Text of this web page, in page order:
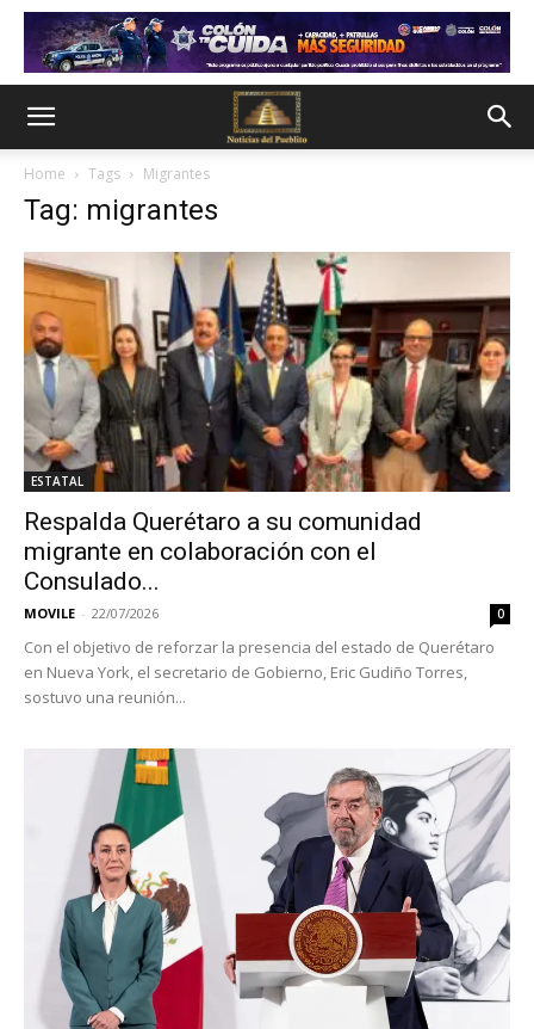
Home Tags Migrantes
Tag: migrantes
ESTATAL
Respalda Querétaro a su comunidad
migrante en colaboración con el
Consulado...
MOVILE - 22/07/2026 0
Con el objetivo de reforzar la presencia del estado de Querétaro
en Nueva York, el secretario de Gobierno, Eric Gudiño Torres,
sostuvo una reunión...